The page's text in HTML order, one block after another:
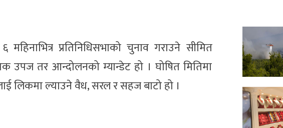
प्रतिनिधिसभाको चुनाव गराउने सीमित
उपज तर आन्दोलनको म्यान्डेट हो । घोषित मितिमा
लिकमा ल्याउने वैध, सरल र सहज बाटो हो ।